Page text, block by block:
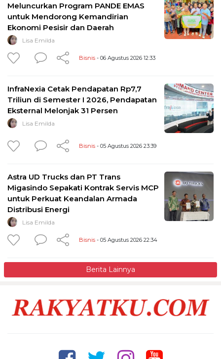
Meluncurkan Program PANDE EMAS
untuk Mendorong Kemandirian
Ekonomi Pesisir dan Daerah
Lisa Emilda
Bisnis - 06 Agustus 2026 12:33
InfraNexia Cetak Pendapatan Rp7,7
Triliun di Semester I 2026, Pendapatan
Eksternal Melonjak 31 Persen
Lisa Emilda
Bisnis - 05 Agustus 2026 23:39
Astra UD Trucks dan PT Trans
Migasindo Sepakati Kontrak Servis MCP
untuk Perkuat Keandalan Armada
Distribusi Energi
Lisa Emilda
Bisnis - 05 Agustus 2026 22:34
Berita Lainnya